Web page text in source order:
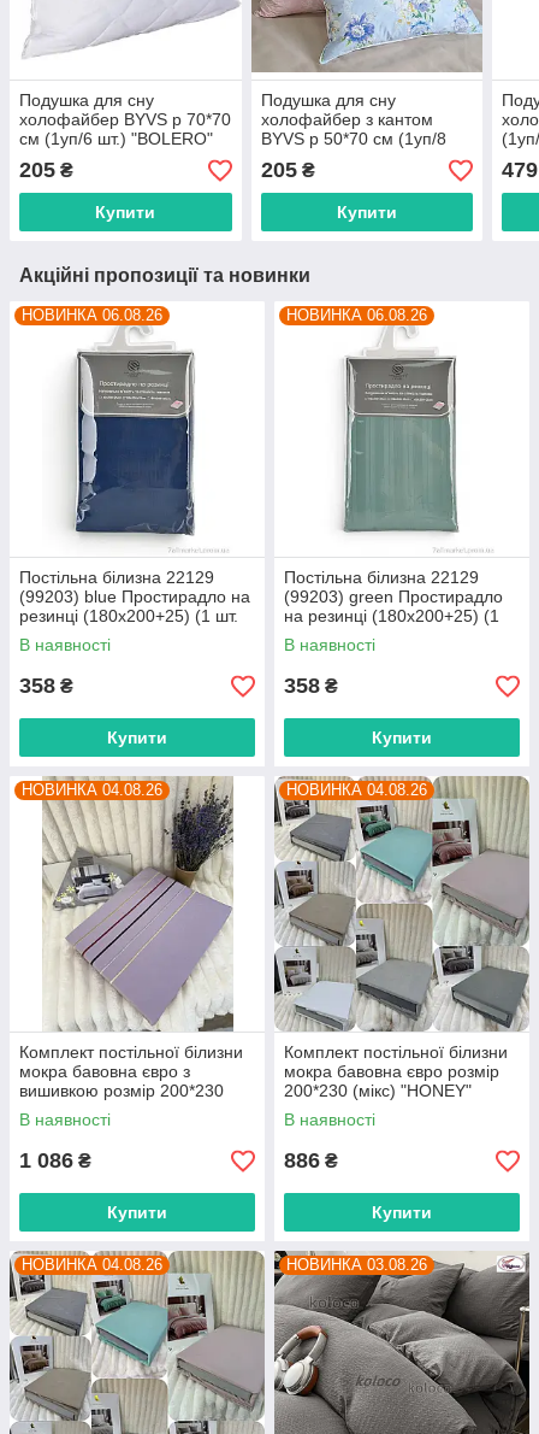
Подушка для сну
холофайбер BYVS р 70*70
см (1уп/6 шт.) "BOLERO"
від прямого
постачальника
205 ₴
Купити
Подушка для сну
холофайбер з кантом
BYVS р 50*70 см (1уп/8
шт.) "BOLERO" від
прямого постачальника
205₴
Купити
479
Акційні пропозиції та новинки
НОВИНКА 06.08.26
Постільна білизна 22129
(99203) blue Простирадло на
резинці (180x200+25) (1 шт.
р.сітка One size) "Obuvok"
оптом від прямого
В наявності
358 ₴
Купити
НОВИНКА 06.08.26
Постільна білизна 22129
(99203) green Простирадло
на резинці (180x200+25) (1
шт. р.сітка One size) "Obuvok"
оптом від прямого
В наявності
358 ₴
Купити
НОВИНКА 04.08.26
Комплект постільної білизни
мокра бавовна євро з
вишивкою розмір 200*230
(мікс) "HONEY" недорого від
прямого постачальника
В наявності
1 086 ₴
Купити
НОВИНКА 04.08.26
Комплект постільної білизни
мокра бавовна євро розмір
200*230 (мікс) "HONEY"
недорого від прямого
постачальника
В наявності
886 ₴
Купити
НОВИНКА 04.08.26 НОВИНКА 03.08.26